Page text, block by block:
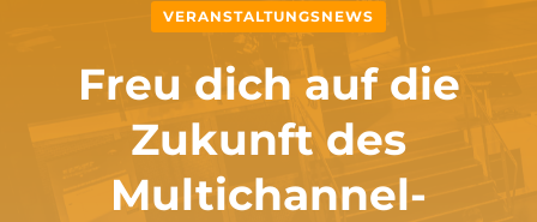
VERANSTALTUNGSNEWS
Freu dich auf die
Zukunft des
Multichannel-